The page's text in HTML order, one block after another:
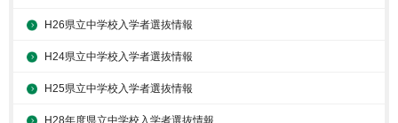
H26県立中学校入学者選抜情報
H24県立中学校入学者選抜情報
H25県立中学校入学者選抜情報
H28年度県立中学校入学者選抜情報